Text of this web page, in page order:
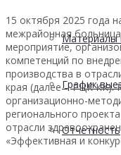
Материалы
График
Отчетность
15 октября 2025 года
межрайонная
мероприятие,
компетенций по
производства в
края (далее – РЦК КК).
организационно-
регионального
отрасли
«Эффективная и